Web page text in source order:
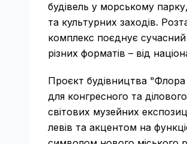
будівель у морському
та культурних заходів.
комплекс поєднує сучасний
різних форматів – від
Проєкт будівництва
для конгресного та
світових музейних
левів та акцентом на